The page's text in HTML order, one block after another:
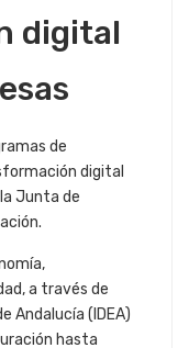
digital
de
digital
Junta de
a través de
Andalucía (IDEA)
hasta